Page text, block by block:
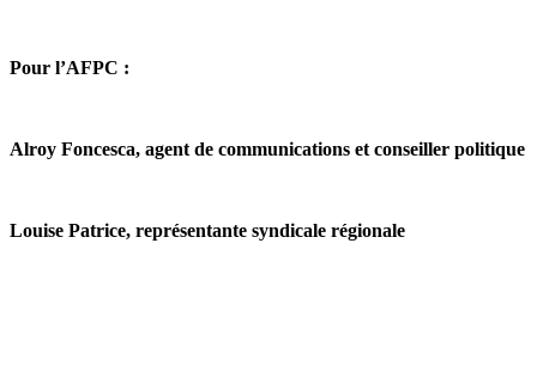
Pour l’AFPC :
Alroy Foncesca, agent de communications et conseiller politique
Louise Patrice, représentante syndicale régionale